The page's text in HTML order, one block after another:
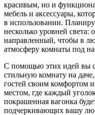
красивым, но и
мебель и аксессуары,
в использовании.
несколько уровней
направленный, чтобы в
атмосферу комнаты под
С помощью этих идей вы
стильную комнату на
гостей своим комфортом
местом, где каждый
покрашенная вагонка
подчеркивающих вашу